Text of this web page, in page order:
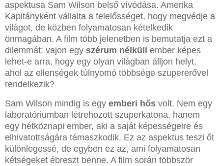
aspektusa Sam Wilson belső vívódása. Amerika
Kapitányként vállalta a felelősséget, hogy megvédje a
világot, de közben folyamatosan kételkedik
önmagában. A film több jelenetben is bemutatja ezt a
dilemmát: vajon egy szérum nélküli ember képes
lehet-e arra, hogy egy olyan világban álljon helyt,
ahol az ellenségek túlnyomó többsége szupererővel
rendelkezik?
Sam Wilson mindig is egy emberi hős volt. Nem egy
laboratóriumban létrehozott szuperkatona, hanem
egy hétköznapi ember, aki a saját képességeire és
elhivatottságára támaszkodik. Ez az aspektus teszi őt
különlegessé, de egyben ez az, ami folyamatosan
kétségeket ébreszt benne. A film során többször